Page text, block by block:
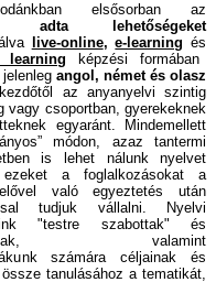
elsősorban az
adta lehetőségeket
live-online,e-learning és
learning képzési formában
angol, német és olasz
az anyanyelvi szintig
vagy csoportban,gyerekeknek
egyaránt. Mindemellett
módon, azaz tantermi
is lehet nálunk nyelvet
ezeket a foglalkozásokat a
való egyeztetés után
tudjuk vállalni. Nyelvi
"testre szabottak" és
valamint
számára céljainak és
tanulásához a tematikát,